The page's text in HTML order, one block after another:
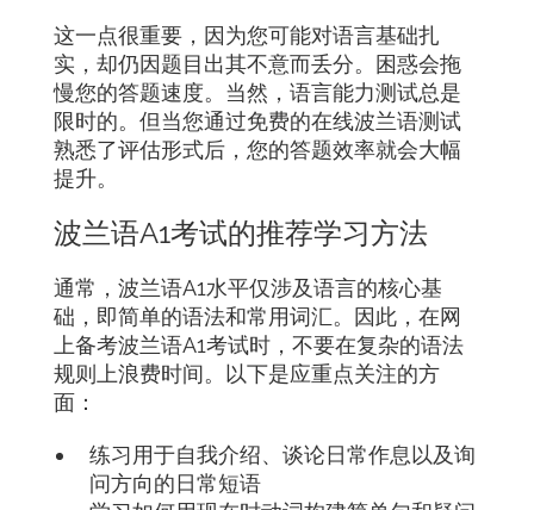
这一点很重要，因为您可能对语言基础扎
实，却仍因题目出其不意而丢分。困惑会拖
慢您的答题速度。当然，语言能力测试总是
限时的。但当您通过免费的在线波兰语测试
熟悉了评估形式后，您的答题效率就会大幅
提升。
波兰语A1考试的推荐学习方法
通常，波兰语A1水平仅涉及语言的核心基
础，即简单的语法和常用词汇。因此，在网
上备考波兰语A1考试时，不要在复杂的语法
规则上浪费时间。以下是应重点关注的方
面：
练习用于自我介绍、谈论日常作息以及询
问方向的日常短语